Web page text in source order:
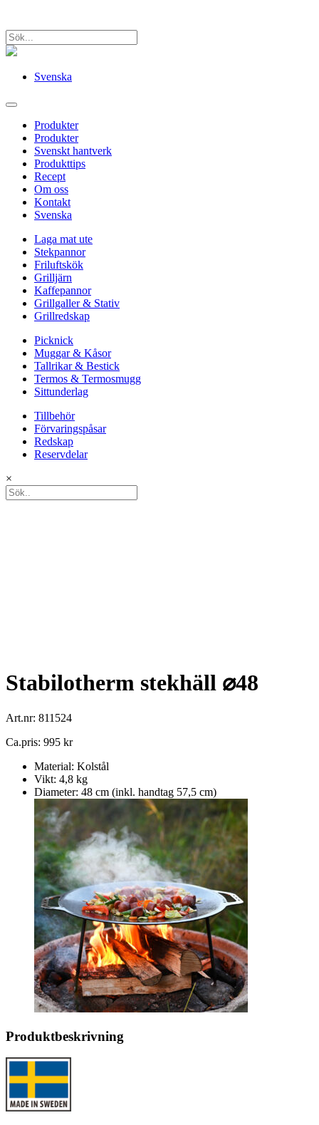
Svenska
Produkter
Produkter
Svenskt hantverk
Produkttips
Recept
Om oss
Kontakt
Svenska
Laga mat ute
Stekpannor
Friluftskök
Grilljärn
Kaffepannor
Grillgaller & Stativ
Grillredskap
Picknick
Muggar & Kåsor
Tallrikar & Bestick
Termos & Termosmugg
Sittunderlag
Tillbehör
Förvaringspåsar
Redskap
Reservdelar
×
Stabilotherm stekhäll ⌀48
Art.nr: 811524
Ca.pris: 995 kr
Material: Kolstål
Vikt: 4,8 kg
Diameter: 48 cm (inkl. handtag 57,5 cm)
Produktbeskrivning